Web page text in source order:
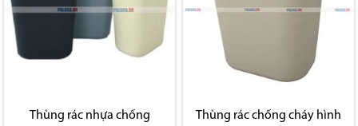
Thùng rác nhựa chống
Thùng rác chống cháy hình